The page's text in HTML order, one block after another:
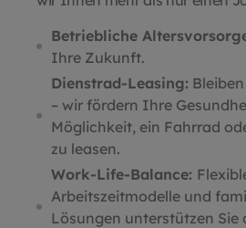
Betriebliche
Ihre Zukunft.
Dienstrad-Leasing:
– wir fördern Ihre
Möglichkeit, ein Fahrrad
zu leasen.
Work-Life-Balance:
Arbeitszeitmodelle und
Lösungen unterstützen Sie